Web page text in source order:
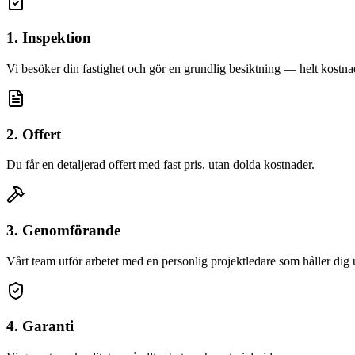
1. Inspektion
Vi besöker din fastighet och gör en grundlig besiktning — helt
2. Offert
Du får en detaljerad offert med fast pris, utan dolda kostnader.
3. Genomförande
Vårt team utför arbetet med en personlig projektledare som håller dig
4. Garanti